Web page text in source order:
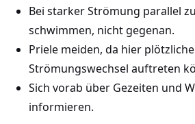
Bei starker Strömung parallel
schwimmen, nicht gegenan.
Priele meiden, da hier plötzliche
Strömungswechsel auftreten
Sich vorab über Gezeiten und
informieren.